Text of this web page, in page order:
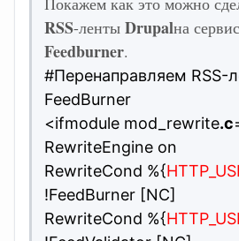
RSS-лентыDrupalна
Feedburner.
#Перенаправляем RSS-
FeedBurner
<ifmodule mod_rewrite.c
RewriteEngine on
RewriteCond %{
!FeedBurner [NC]
RewriteCond %{